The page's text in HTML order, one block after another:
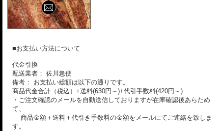
■お支払い方法について
代金引換
配送業者： 佐川急便
備考： お支払い総額は以下の通りです。
商品代金合計（税込）+送料(630円～)+代引手数料(420円～)
・ご注文確認のメールを自動送信しておりますが在庫確認後あらため
て、
商品金額＋送料＋代引き手数料の金額をメールにてご連絡を致しま
す。